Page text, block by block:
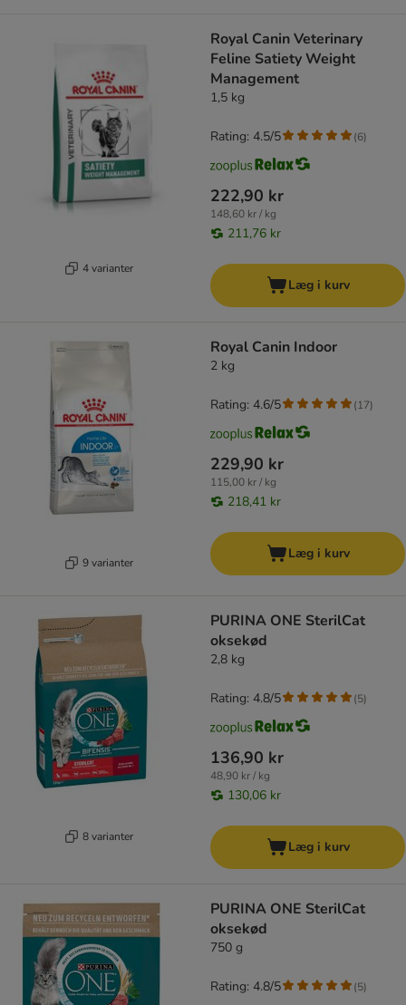
4 varianter
Royal Canin Veterinary
Feline Satiety Weight
Management
1,5 kg
222,90 kr
148,60 kr / kg
211,76 kr
Rating: 4.5/5 (6)
Læg i kurv
9 varianter
Royal Canin Indoor
2 kg
229,90 kr
115,00 kr / kg
218,41 kr
Rating: 4.6/5 (17)
Læg i kurv
8 varianter
PURINA ONE SterilCat
oksekød
2,8 kg
136,90 kr
48,90 kr / kg
130,06 kr
Rating: 4.8/5 (5)
Læg i kurv
PURINA ONE SterilCat
oksekød
750 g
Rating: 4.8/5 (5)